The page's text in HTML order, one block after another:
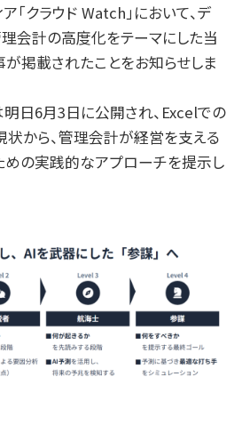
「クラウド Watch」において、デ
会計の高度化をテーマにした当
掲載されたことをお知らせしま
日6月3日に公開され、Excelでの
から、管理会計が経営を支える
めの実践的なアプローチを提示し